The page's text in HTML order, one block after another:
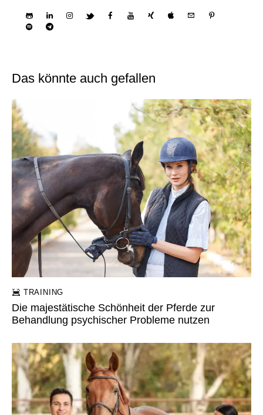
Das könnte auch gefallen
TRAINING
Die majestätische Schönheit der Pferde zur
Behandlung psychischer Probleme nutzen